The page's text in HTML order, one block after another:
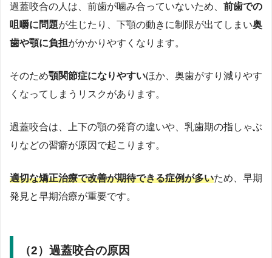
過蓋咬合の人は、前歯が噛み合っていないため、 前歯での
咀嚼に問題が生じたり、下顎の動きに制限が出てしまい奥
歯や顎に負担がかかりやすくなります。
そのため顎関節症になりやすいほか、奥歯がすり減りやす
くなってしまうリスクがあります。
過蓋咬合は、上下の顎の発育の違いや、乳歯期の指しゃぶ
りなどの習癖が原因で起こります。
適切な矯正治療で改善が期待できる症例が多いため、早期
発見と早期治療が重要です。
（2）過蓋咬合の原因